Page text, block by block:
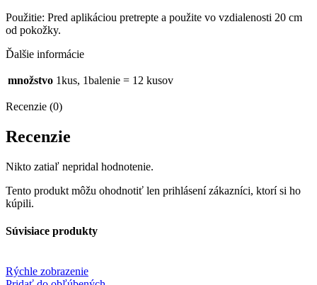
Použitie: Pred aplikáciou pretrepte a použite vo vzdialenosti 20 cm
od pokožky.
Ďalšie informácie
množstvo 1kus, 1balenie = 12 kusov
Recenzie (0)
Recenzie
Nikto zatiaľ nepridal hodnotenie.
Tento produkt môžu ohodnotiť len prihlásení zákazníci, ktorí si ho
kúpili.
Súvisiace produkty
Rýchle zobrazenie